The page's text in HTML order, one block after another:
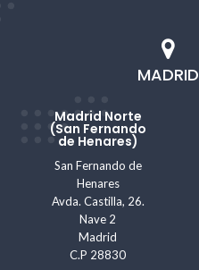
MADRID
Madrid Norte
(San Fernando
de Henares)
San Fernando de
Henares
Avda. Castilla, 26.
Nave 2
Madrid
C.P 28830